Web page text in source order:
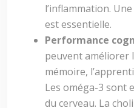
l’inflammation.
est essentielle.
Performance
peuvent améliorer
mémoire,
Les oméga-3 sont
du cerveau. La